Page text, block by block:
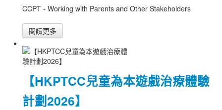
CCPT - Working with Parents and Other Stakeholders
閱讀更多
【HKPTCC兒童為本遊戲治療體驗
計劃2026】